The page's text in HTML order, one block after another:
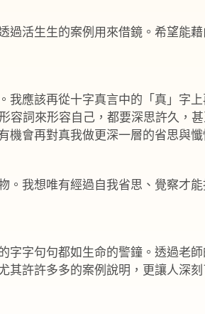
過活生生的案例用來借鏡。希望能
我應該再從十字真言中的「真」字
容詞來形容自己，都要深思許久，
會再對真我做更深一層的省思與懺
。我想唯有經過自我省思、覺察才能
字字句句都如生命的警鐘。透過老
其許許多多的案例說明，更讓人深